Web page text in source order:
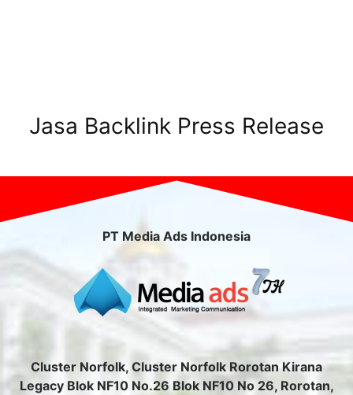
Jasa Backlink Press Release
PT Media Ads Indonesia
Cluster Norfolk, Cluster Norfolk Rorotan Kirana
Legacy Blok NF10 No.26 Blok NF10 No 26, Rorotan,